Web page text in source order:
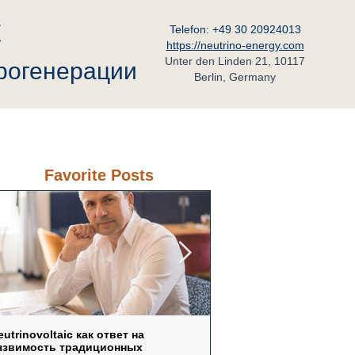
Telefon: +49 30 20924013
https://neutrino-energy.com
Unter den Linden 21, 10117
Berlin, Germany
Favorite Posts
как ответ на
традиционных